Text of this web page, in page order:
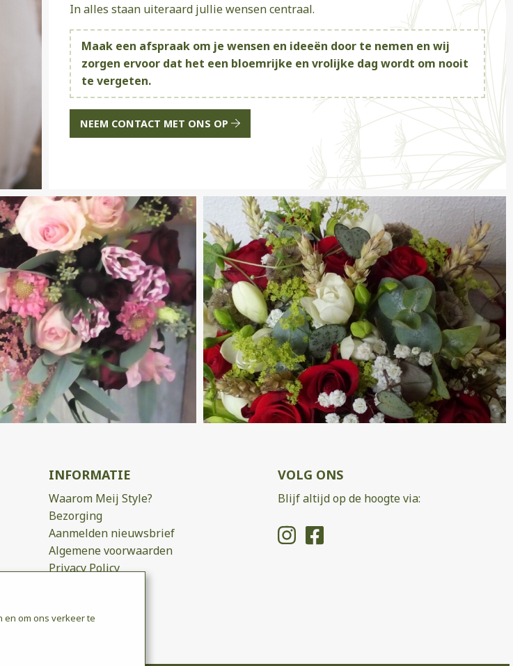
In alles staan uiteraard jullie wensen centraal.
Maak een afspraak om je wensen en ideeën door te nemen en wij
zorgen ervoor dat het een bloemrijke en vrolijke dag wordt om nooit
te vergeten.
NEEM CONTACT MET ONS OP
INFORMATIE
Waarom Meij Style?
Bezorging
Aanmelden nieuwsbrief
Algemene voorwaarden
Privacy Policy
VOLG ONS
Blijf altijd op de hoogte via:
en om ons verkeer te